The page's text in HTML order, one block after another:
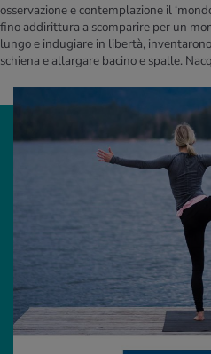
osservazione e contemplazione il
fino addirittura a scomparire per un
lungo e indugiare in libertà,
schiena e allargare bacino e spalle.